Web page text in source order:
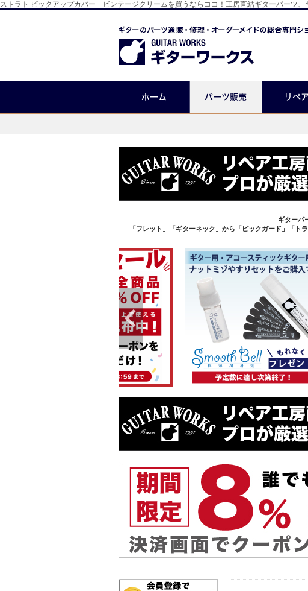
ストラト ピックアップカバー ビンテージクリームを買うならココ！工房直結ギターパーツ
ギターパ
「フレット」「ギターネック」から「ピックガード」「ト